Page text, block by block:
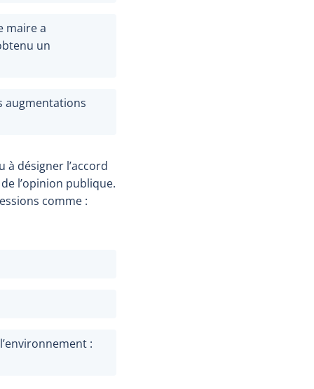
maire a
un
augmentations
à désigner l’accord
l’opinion publique.
comme :
: